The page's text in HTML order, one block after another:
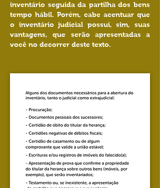
inventário seguida da partilha dos bens
tempo hábil. Porém, cabe acentuar que
o inventário judicial possui, sim, suas
vantagens, que serão apresentadas a
você no decorrer deste texto.